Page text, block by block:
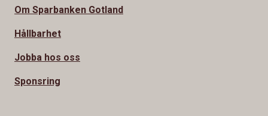
Om Sparbanken Gotland
Hållbarhet
Jobba hos oss
Sponsring